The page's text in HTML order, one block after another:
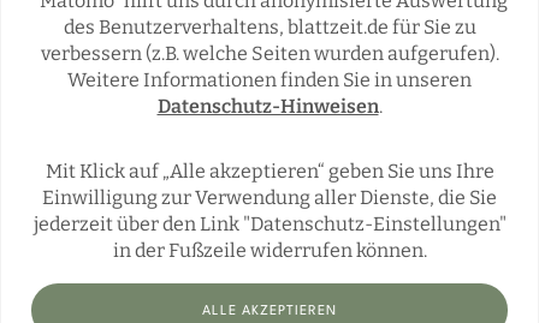
REPORTAGEN
WILDTIERE
ÜBRIGENSdes Benutzerverhaltens, blattzeit.de für Sie zu
verbessern (z.B. welche Seiten wurden aufgerufen).
Weitere Informationen finden Sie in unseren
Datenschutz-Hinweisen.
Mit Klick auf „Alle akzeptieren“ geben Sie uns Ihre
Einwilligung zur Verwendung aller Dienste, die Sie
jederzeit über den Link "Datenschutz-Einstellungen"
in der Fußzeile widerrufen können.
ALLE AKZEPTIEREN